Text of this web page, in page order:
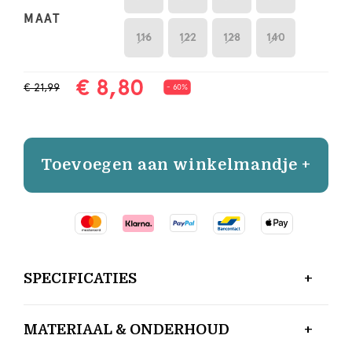
MAAT
116 122 128 140
€ 21,99 € 8,80 - 60%
Toevoegen aan winkelmandje +
SPECIFICATIES
MATERIAAL & ONDERHOUD